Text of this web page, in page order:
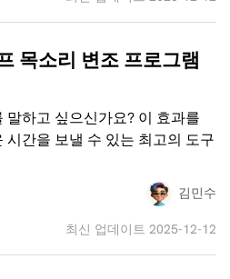
목소리 변조 프로그램
하고 싶으신가요? 이 효과를
간을 보낼 수 있는 최고의 도구
김민수
최신 업데이트 2025-12-12